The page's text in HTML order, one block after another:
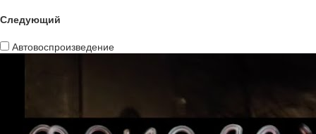
Следующий
Автовоспроизведение